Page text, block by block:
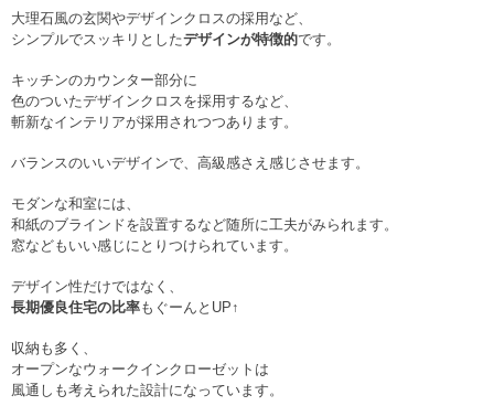
大理石風の玄関やデザインクロスの採用など、
シンプルでスッキリとしたデザインが特徴的です。
キッチンのカウンター部分に
色のついたデザインクロスを採用するなど、
斬新なインテリアが採用されつつあります。
バランスのいいデザインで、高級感さえ感じさせます。
モダンな和室には、
和紙のブラインドを設置するなど随所に工夫がみられます。
窓などもいい感じにとりつけられています。
デザイン性だけではなく、
長期優良住宅の比率もぐーんとUP↑
収納も多く、
オープンなウォークインクローゼットは
風通しも考えられた設計になっています。